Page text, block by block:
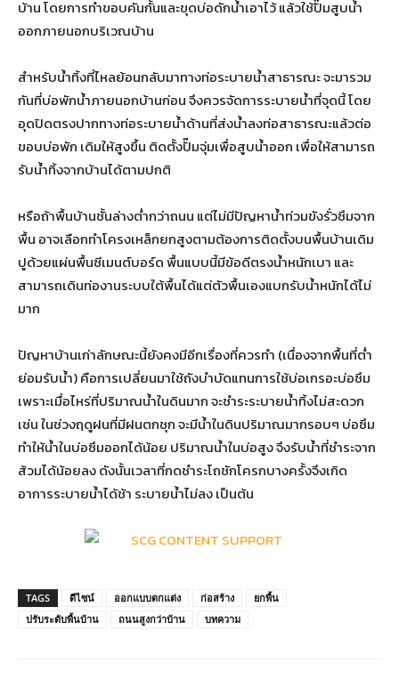
บ้าน โดยการทำขอบคันกั้นและขุดบ่อดักน้ำเอาไว้ แล้วใช้ปั๊มสูบน้ำ
ออกภายนอกบริเวณบ้าน
สำหรับน้ำทิ้งที่ไหลย้อนกลับมาทางท่อระบายน้ำสาธารณะ จะมารวม
กันที่บ่อพักน้ำภายนอกบ้านก่อน จึงควรจัดการระบายน้ำที่จุดนี้ โดย
อุดปิดตรงปากทางท่อระบายน้ำด้านที่ส่งน้ำลงท่อสาธารณะแล้วต่อ
ขอบบ่อพัก เดิมให้สูงขึ้น ติดตั้งปั๊มจุ่มเพื่อสูบน้ำออก เพื่อให้สามารถ
รับน้ำทิ้งจากบ้านได้ตามปกติ
หรือถ้าพื้นบ้านชั้นล่างต่ำกว่าถนน แต่ไม่มีปัญหาน้ำท่วมขังรั่วซึมจาก
พื้น อาจเลือกทำโครงเหล็กยกสูงตามต้องการติดตั้งบนพื้นบ้านเดิม
ปูด้วยแผ่นพื้นซีเมนต์บอร์ด พื้นแบบนี้มีข้อดีตรงน้ำหนักเบา และ
สามารถเดินท่องานระบบใต้พื้นได้แต่ตัวพื้นเองแบกรับน้ำหนักได้ไม่
มาก
ปัญหาบ้านเก่าลักษณะนี้ยังคงมีอีกเรื่องที่ควรทำ (เนื่องจากพื้นที่ต่ำ
ย่อมรับน้ำ) คือการเปลี่ยนมาใช้ถังบำบัดแทนการใช้บ่อเกรอะบ่อซึม
เพราะเมื่อไหร่ที่ปริมาณน้ำในดินมาก จะชำระระบายน้ำทิ้งไม่สะดวก
เช่น ในช่วงฤดูฝนที่มีฝนตกชุก จะมีน้ำในดินปริมาณมากรอบๆ บ่อซึม
ทำให้น้ำในบ่อซึมออกได้น้อย ปริมาณน้ำในบ่อสูง จึงรับน้ำที่ชำระจาก
ส้วมได้น้อยลง ดังนั้นเวลาที่กดชำระโถชักโครกบางครั้งจึงเกิด
อาการระบายน้ำได้ช้า ระบายน้ำไม่ลง เป็นต้น
TAGS ดีไซน์ ออกแบบตกแต่ง ก่อสร้าง
ยกพื้น
ปรับระดับพื้นบ้าน
ถนนสูงกว่าบ้าน บทความ